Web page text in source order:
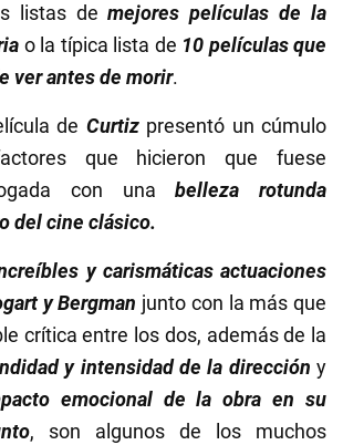
listas demejores películas de la
o la típica lista de 10 películas que
ver antes de morir.
de Curtizpresentó un cúmulo
que hicieron que fuese
con unabelleza rotunda
del cine clásico.
y carismáticas actuaciones
y Bergman junto con la más que
crítica entre los dos, además de la
y intensidad de la dirección y
emocional de la obra en su
, son algunos de los muchos